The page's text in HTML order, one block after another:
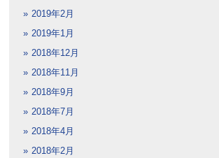
2019年2月
2019年1月
2018年12月
2018年11月
2018年9月
2018年7月
2018年4月
2018年2月